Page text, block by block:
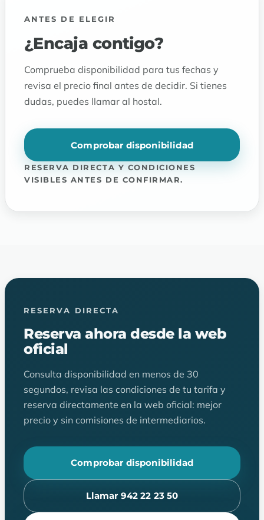
ANTES DE ELEGIR
¿Encaja contigo?
Comprueba disponibilidad para tus fechas y
revisa el precio final antes de decidir. Si tienes
dudas, puedes llamar al hostal.
Comprobar disponibilidad
RESERVA DIRECTA Y CONDICIONES
VISIBLES ANTES DE CONFIRMAR.
RESERVA DIRECTA
Reserva ahora desde la web
oficial
Consulta disponibilidad en menos de 30
segundos, revisa las condiciones de tu tarifa y
reserva directamente en la web oficial: mejor
precio y sin comisiones de intermediarios.
Comprobar disponibilidad
Llamar 942 22 23 50